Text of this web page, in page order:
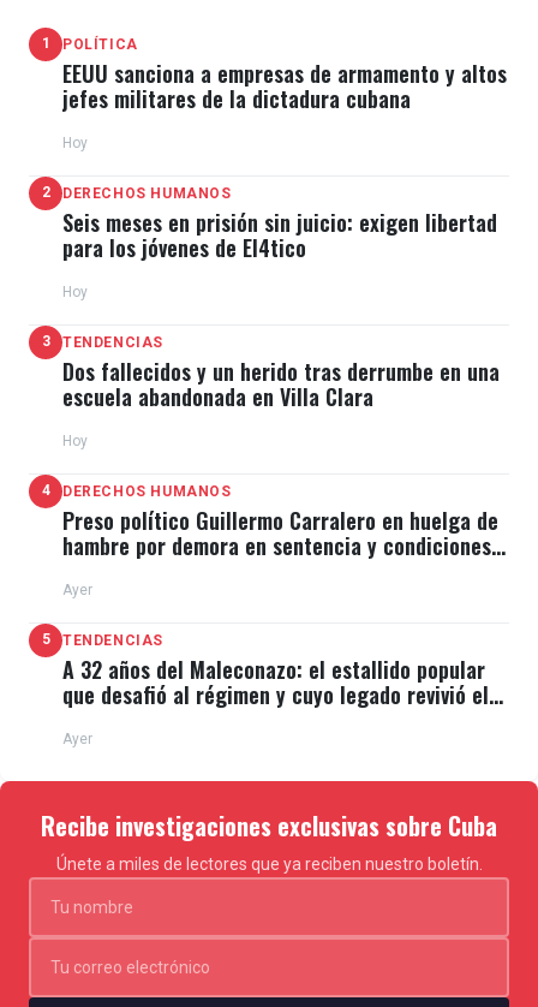
1 POLÍTICA
EEUU sanciona a empresas de armamento y altos
jefes militares de la dictadura cubana
Hoy
2 DERECHOS HUMANOS
Seis meses en prisión sin juicio: exigen libertad
para los jóvenes de El4tico
Hoy
3 TENDENCIAS
Dos fallecidos y un herido tras derrumbe en una
escuela abandonada en Villa Clara
Hoy
4 DERECHOS HUMANOS
Preso político Guillermo Carralero en huelga de
hambre por demora en sentencia y condiciones
Ayer
5 TENDENCIAS
A 32 años del Maleconazo: el estallido popular
que desafió al régimen y cuyo legado revivió el
Ayer
Recibe investigaciones exclusivas sobre Cuba
Únete a miles de lectores que ya reciben nuestro boletín.